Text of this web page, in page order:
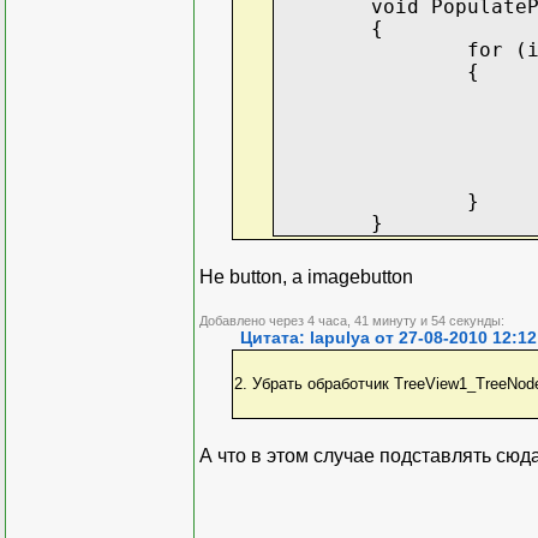
void
{
for
{
}
}
Не button, а imagebutton
Добавлено через 4 часа, 41 минуту и 54 секунды:
Цитата: lapulya от 27-08-2010 12:12
2. Убрать обработчик
А что в этом случае подставлять